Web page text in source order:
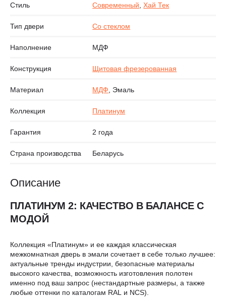
Стиль Современный,Хай Тек
Тип двери Со стеклом
Наполнение МДФ
Конструкция Щитовая фрезерованная
Материал МДФ, Эмаль
Коллекция Платинум
Гарантия 2 года
Страна производства Беларусь
Описание
ПЛАТИНУМ 2: КАЧЕСТВО В БАЛАНСЕ С
МОДОЙ
Коллекция «Платинум» и ее каждая классическая
межкомнатная дверь в эмали сочетает в себе только лучшее:
актуальные тренды индустрии, безопасные материалы
высокого качества, возможность изготовления полотен
именно под ваш запрос (нестандартные размеры, а также
любые оттенки по каталогам RAL и NCS).